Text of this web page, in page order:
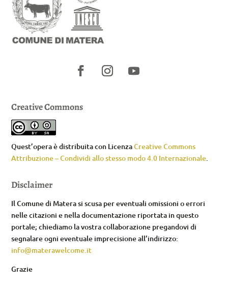
Creative Commons
Quest’opera è distribuita con LicenzaCreative Commons
Attribuzione – Condividi allo stesso modo 4.0 Internazionale.
Disclaimer
Il Comune di Matera si scusa per eventuali omissioni o errori
nelle citazioni e nella documentazione riportata in questo
portale; chiediamo la vostra collaborazione pregandovi di
segnalare ogni eventuale imprecisione all’indirizzo:
info@materawelcome.it
Grazie